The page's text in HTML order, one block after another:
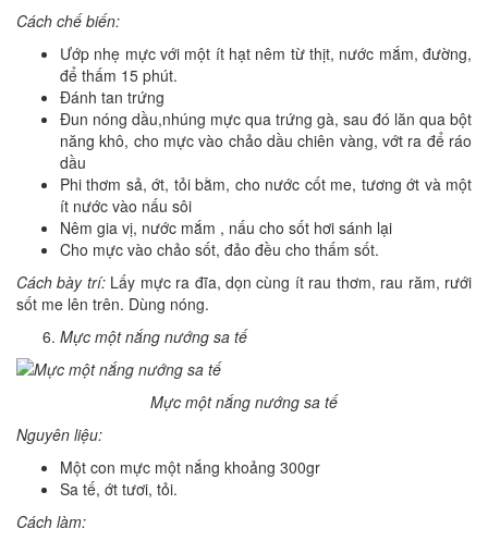
Cách chế biến:
Ướp nhẹ mực với một ít hạt nêm từ thịt, nước mắm, đường,
để thấm 15 phút.
Đánh tan trứng
Đun nóng dầu,nhúng mực qua trứng gà, sau đó lăn qua bột
năng khô, cho mực vào chảo dầu chiên vàng, vớt ra để ráo
dầu
Phi thơm sả, ớt, tỏi bằm, cho nước cốt me, tương ớt và một
ít nước vào nấu sôi
Nêm gia vị, nước mắm , nấu cho sốt hơi sánh lại
Cho mực vào chảo sốt, đảo đều cho thấm sốt.
Cách bày trí:Lấy mực ra đĩa, dọn cùng ít rau thơm, rau răm, rưới
sốt me lên trên. Dùng nóng.
Mực một nắng nướng sa tế
Mực một nắng nướng sa tế
Nguyên liệu:
Một con mực một nắng khoảng 300gr
Sa tế, ớt tươi, tỏi.
Cách làm: